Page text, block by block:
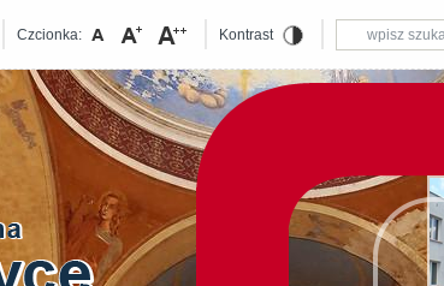
Czcionka: Kontrast